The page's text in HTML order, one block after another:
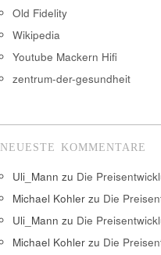
Old Fidelity
Wikipedia
Youtube Mackern Hifi
zentrum-der-gesundheit
NEUESTE KOMMENTARE
Uli_Mann zu Die
Michael Kohler zu Die
Uli_Mann zu Die
Michael Kohler zu Die